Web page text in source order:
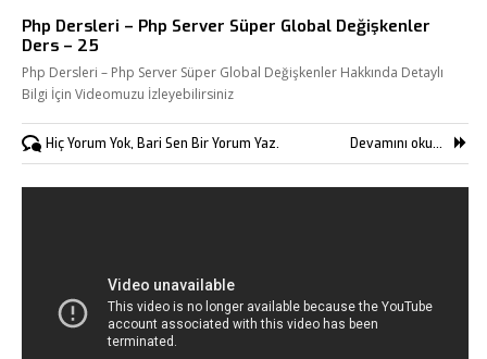
Php Dersleri – Php Server Süper Global Değişkenler
Ders – 25
Php Dersleri – Php Server Süper Global Değişkenler Hakkında Detaylı
Bilgi İçin Videomuzu İzleyebilirsiniz
Hiç Yorum Yok, Bari Sen Bir Yorum Yaz. Devamını oku...